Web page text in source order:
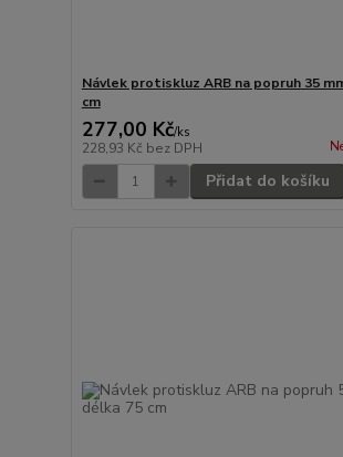
Návlek protiskluz ARB na popruh 35
cm
277,00 Kč/ks
228,93 Kč bez DPH
Přidat do košíku